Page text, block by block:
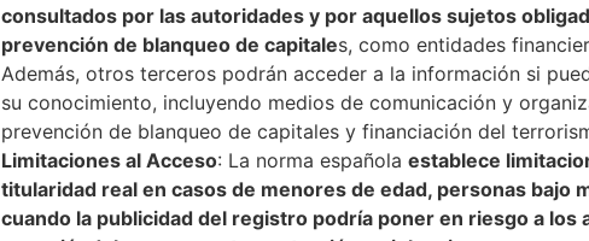
consultados por las autoridades y por aquellos sujetos
prevención de blanqueo de capitales, como entidades
Además, otros terceros podrán acceder a la información si
su conocimiento, incluyendo medios de comunicación y
prevención de blanqueo de capitales y financiación del
Limitaciones al Acceso: La norma española establece
titularidad real en casos de menores de edad, personas bajo
cuando la publicidad del registro podría poner en riesgo a los